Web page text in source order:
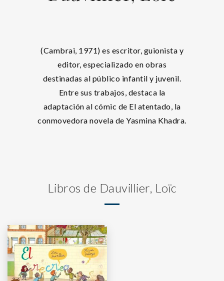
(Cambrai, 1971) es escritor, guionista y
editor, especializado en obras
destinadas al público infantil y juvenil.
Entre sus trabajos, destaca la
adaptación al cómic de El atentado, la
conmovedora novela de Yasmina Khadra.
Libros de Dauvillier, Loïc